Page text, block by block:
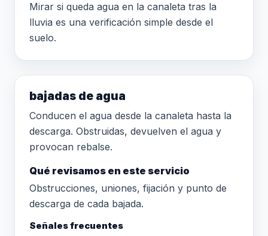
Mirar si queda agua en la canaleta tras la
lluvia es una verificación simple desde el
suelo.
bajadas de agua
Conducen el agua desde la canaleta hasta la
descarga. Obstruidas, devuelven el agua y
provocan rebalse.
Qué revisamos en este servicio
Obstrucciones, uniones, fijación y punto de
descarga de cada bajada.
Señales frecuentes